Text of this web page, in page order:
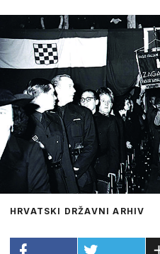
HRVATSKI DRŽAVNI ARHIV